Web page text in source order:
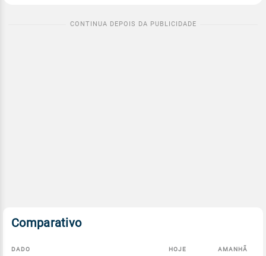
Comparativo
DADO HOJE AMANHÃ